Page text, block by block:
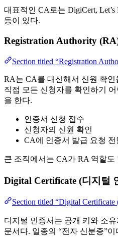
대표적인 CA로는 DigiCert, Let’s
등이 있다.
Registration Authority
Section titled “Registration
RA는 CA를 대신해서 신원 확
직접 모든 신청자를 확인하기
을 한다.
인증서 신청 접수
신청자의 신원 확인
CA에 인증서 발급 요청 전
큰 조직에서는 CA가 RA 역할도
Digital Certificate (디지털
Section titled “Digital
디지털 인증서는 공개 키와 소
문서다. 일종의 “전자 신분증”이